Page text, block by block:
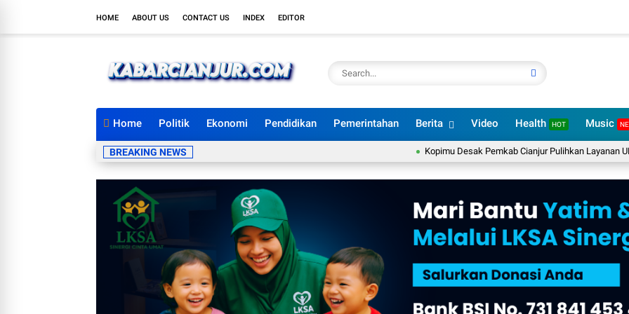
HOME ABOUT US CONTACT US INDEX EDITOR
Home Politik Ekonomi Pendidikan Pemerintahan Berita Video Health HOT Music
BREAKING NEWS Kopimu Desak Pemkab Cianjur Pulihkan Layanan UHC dan